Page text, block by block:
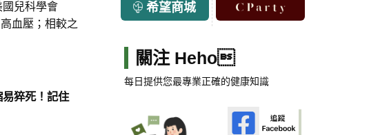
兒科學會
血壓；相較之
易猝死！記住
希望商城
關注 Heho
每日提供您最專業正確的健康知識